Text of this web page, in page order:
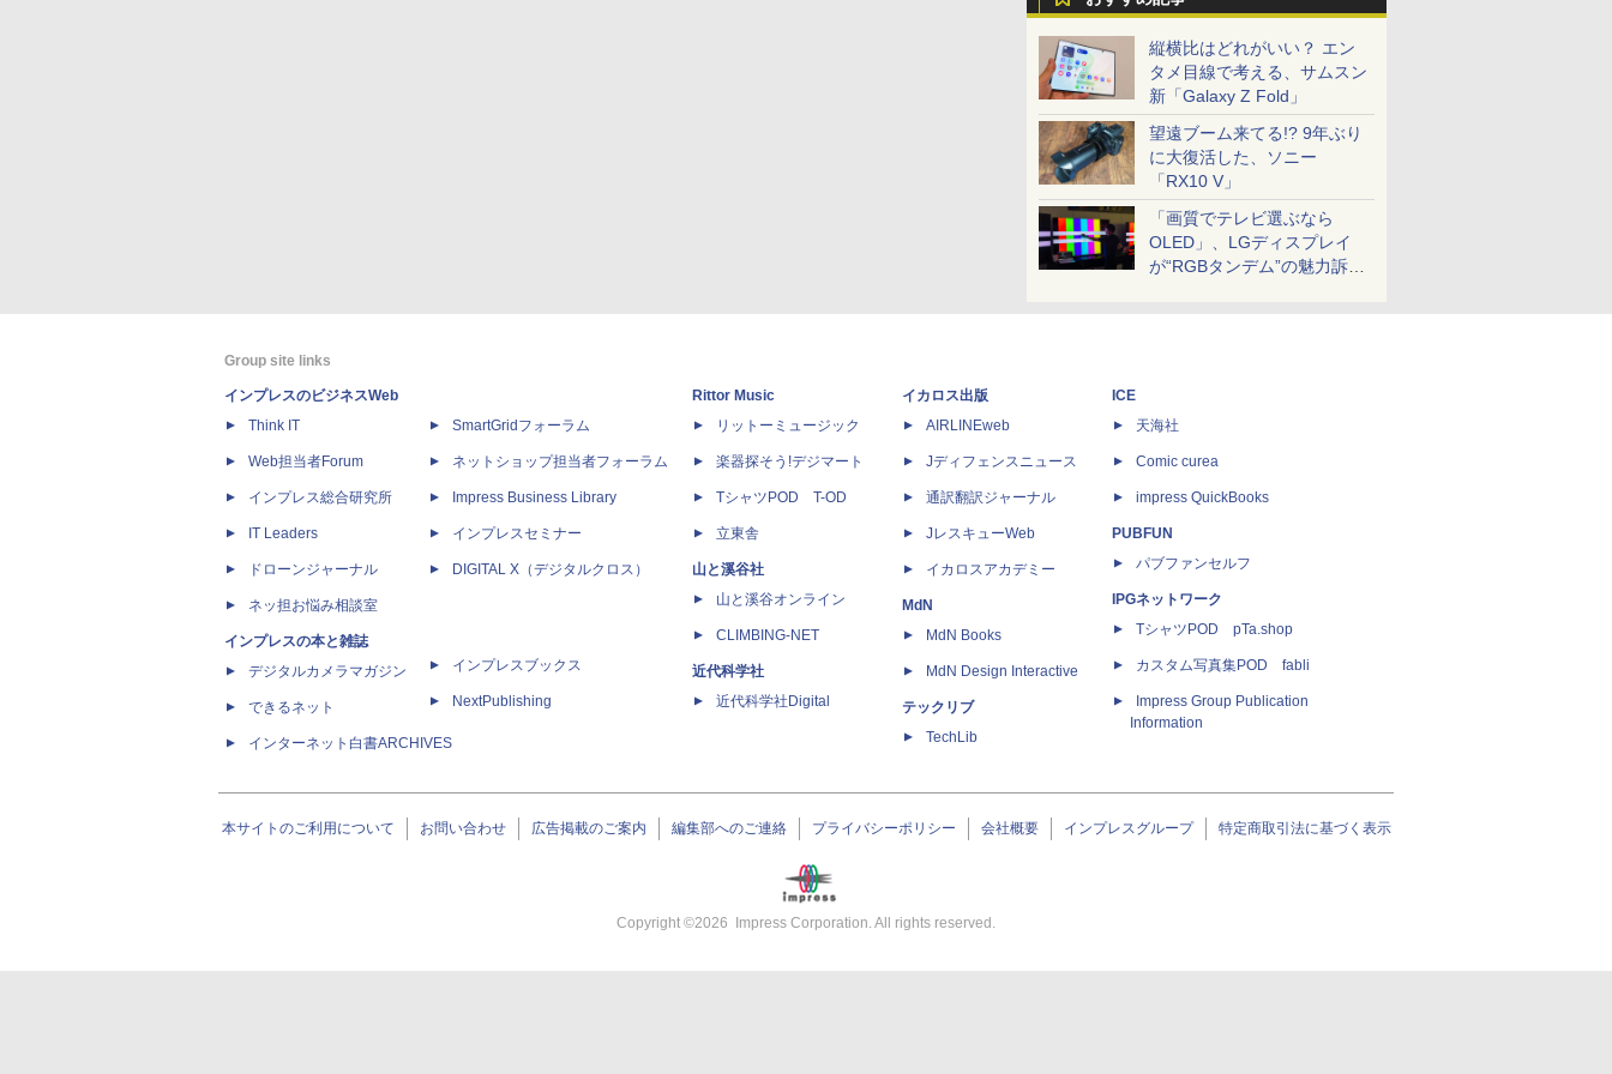
縦横比はどれがいい？ エン
タメ目線で考える、サムスン
新「Galaxy Z Fold」
望遠ブーム来てる!? 9年ぶり
に大復活した、ソニー
「RX10 V」
「画質でテレビ選ぶなら
OLED」、LGディスプレイ
が“RGBタンデム”の魅力訴
Group site links
インプレスのビジネスWeb
Think IT
Web担当者Forum
インプレス総合研究所
IT Leaders
ドローンジャーナル
ネッ担お悩み相談室
インプレスの本と雑誌
デジタルカメラマガジン
できるネット
インターネット白書ARCHIVES
SmartGridフォーラム
ネットショップ担当者フォーラム
Impress Business Library
インプレスセミナー
DIGITAL X（デジタルクロス）
インプレスブックス
NextPublishing
Rittor Music
リットーミュージック
楽器探そう!デジマート
TシャツPOD T-OD
立東舎
山と溪谷社
山と溪谷オンライン
CLIMBING-NET
近代科学社
近代科学社Digital
イカロス出版
AIRLINEweb
Jディフェンスニュース
通訳翻訳ジャーナル
JレスキューWeb
イカロスアカデミー
MdN
MdN Books
MdN Design Interactive
テックリブ
TechLib
ICE
天海社
Comic curea
impress QuickBooks
PUBFUN
パブファンセルフ
IPGネットワーク
TシャツPOD pTa.shop
カスタム写真集POD fabli
Impress Group Publication
Information
本サイトのご利用について お問い合わせ 広告掲載のご案内 編集部へのご連絡 プライバシーポリシー 会社概要 インプレスグループ 特定商取引法に基づく表示
Copyright ©2026 Impress Corporation. All rights reserved.